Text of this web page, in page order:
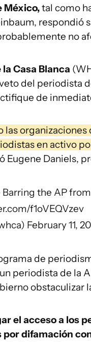
México,tal como
respondió
no
Casa Blanca
del periodista
de
las
en activo
Eugene Daniels,
the AP
f1oVEQVzev
February 11,
de
periodista de la
obstaculizar
el acceso a los
difamación